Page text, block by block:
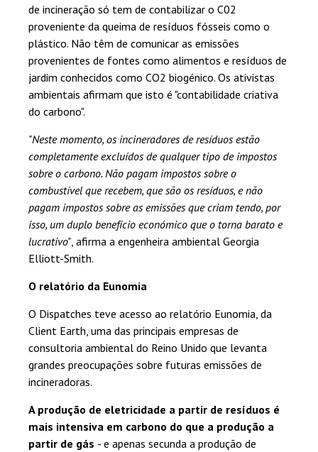
de incineração só tem de contabilizar o C02
proveniente da queima de resíduos fósseis como o
plástico. Não têm de comunicar as emissões
provenientes de fontes como alimentos e resíduos de
jardim conhecidos como CO2 biogénico. Os ativistas
ambientais afirmam que isto é "contabilidade criativa
do carbono".
"Neste momento, os incineradores de resíduos estão
completamente excluídos de qualquer tipo de impostos
sobre o carbono. Não pagam impostos sobre o
combustível que recebem, que são os resíduos, e não
pagam impostos sobre as emissões que criam tendo, por
isso, um duplo benefício económico que o torna barato e
lucrativo" , afirma a engenheira ambiental Georgia
Elliott-Smith.
O relatório da Eunomia
O Dispatches teve acesso ao relatório Eunomia, da
Client Earth, uma das principais empresas de
consultoria ambiental do Reino Unido que levanta
grandes preocupações sobre futuras emissões de
incineradoras.
A produção de eletricidade a partir de resíduos é
mais intensiva em carbono do que a produção a
partir de gás - e apenas secunda a produção de